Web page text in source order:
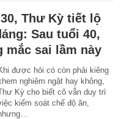
Thư Kỳ tiết lộ
Sau tuổi 40,
mắc sai lầm này
được hỏi có còn phải kiêng
nghiêm ngặt hay không,
Kỳ cho biết cô vẫn duy trì
kiểm soát chế độ ăn,